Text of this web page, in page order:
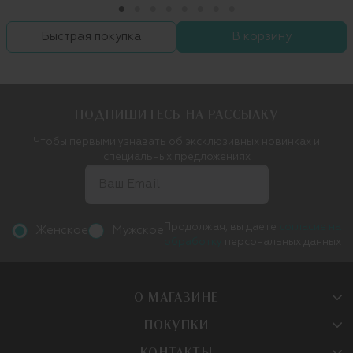
Быстрая покупка В корзину
О МАГАЗИНЕ
ПОКУПКИ